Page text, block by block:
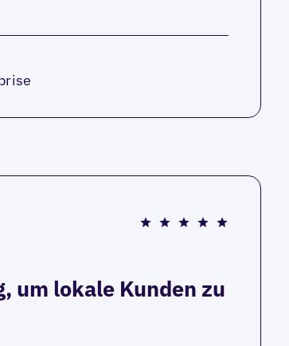
um lokale Kunden zu